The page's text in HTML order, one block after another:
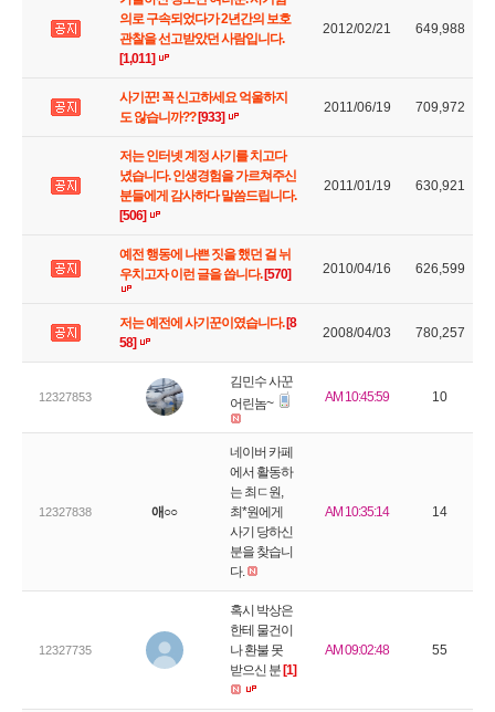
의로 구속되었다가 2년간의 보호
관찰을 선고받았던 사람입니다.
[1,011]
2012/02/21 649,988
사기꾼! 꼭 신고하세요 억울하지
도 않습니까?? [933]
2011/06/19 709,972
저는 인터넷 계정 사기를 치고다
녔습니다. 인생경험을 가르쳐주신
분들에게 감사하다 말씀드립니다.
[506]
2011/01/19 630,921
예전 행동에 나쁜 짓을 했던 걸 뉘
우치고자 이런 글을 씁니다. [570] 2010/04/16 626,599
저는 예전에 사기꾼이였습니다. [8
58]
2008/04/03 780,257
12327853
김민수 사꾼
어린놈~
AM 10:45:59 10
12327838 애○○
네이버 카페
에서 활동하
는 최ㄷ원,
최*원에게
사기 당하신
분을 찾습니
다.
AM 10:35:14 14
12327735
혹시 박상은
한테 물건이
나 환불 못
받으신 분 [1]
AM 09:02:48 55